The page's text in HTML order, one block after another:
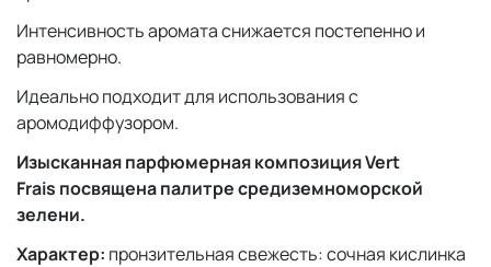
Интенсивность аромата снижается постепенно и
равномерно.
Идеально подходит для использования с
аромодиффузором.
Изысканная парфюмерная композиция Vert
Frais посвящена палитре средиземноморской
зелени.
Характер: пронзительная свежесть: сочная кислинка